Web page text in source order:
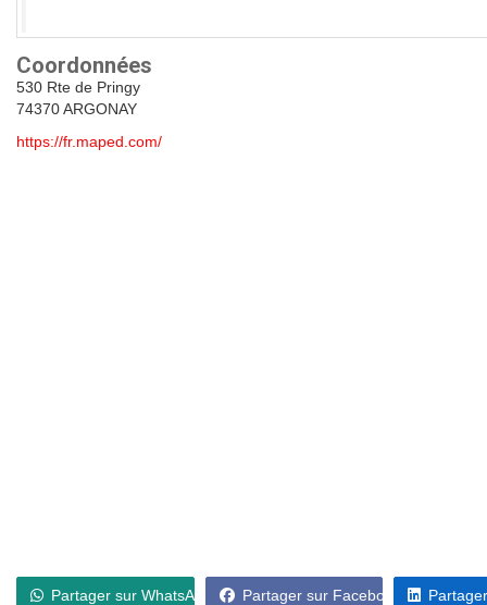
Coordonnées
530 Rte de Pringy
74370 ARGONAY
https://fr.maped.com/
Partager sur WhatsApp Partager sur Facebook